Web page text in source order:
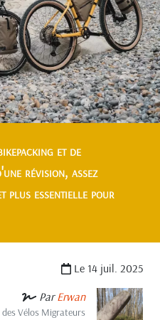
et de
révision, assez
plus essentielle pour
Le 14 juil. 2025
ParErwan
des Vélos Migrateurs